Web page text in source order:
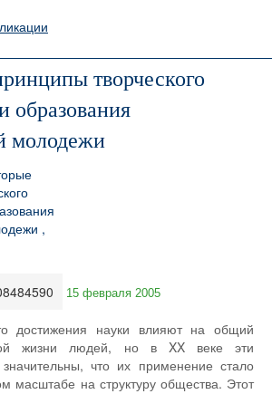
творческого
образования
молодежи
15 февраля 2005
достижения науки влияют на общий
жизни людей, но в XX веке эти
что их применение стало
масштабе на структуру общества. Этот